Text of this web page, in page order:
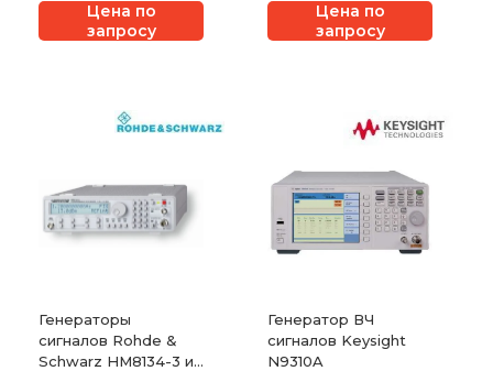
Цена по
запросу
Цена по
запросу
Генераторы
сигналов Rohde &
Schwarz HM8134-3 и
Генератор ВЧ
сигналов Keysight
N9310A